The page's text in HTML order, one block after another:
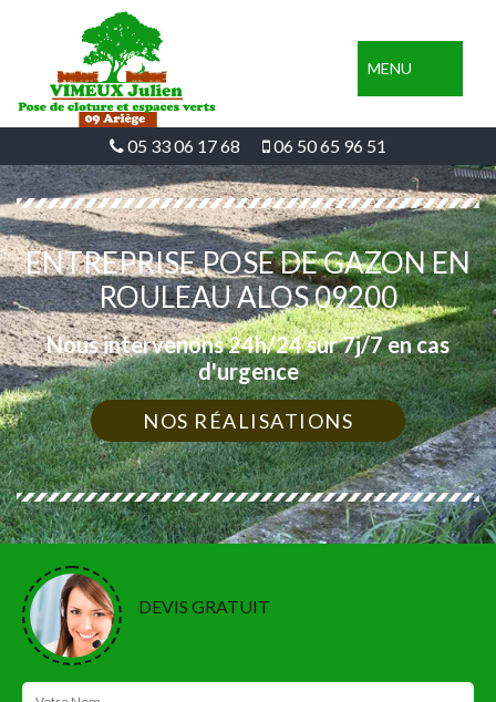
MENU
05 33 06 17 68 06 50 65 96 51
ENTREPRISE POSE DE GAZON EN
ROULEAU ALOS 09200
Nous intervenons 24h/24 sur 7j/7 en cas
d'urgence
NOS RÉALISATIONS
DEVIS GRATUIT